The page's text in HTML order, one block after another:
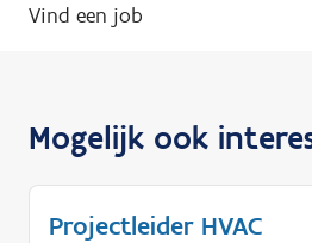
Vind een job
Mogelijk ook
Projectleider HVAC